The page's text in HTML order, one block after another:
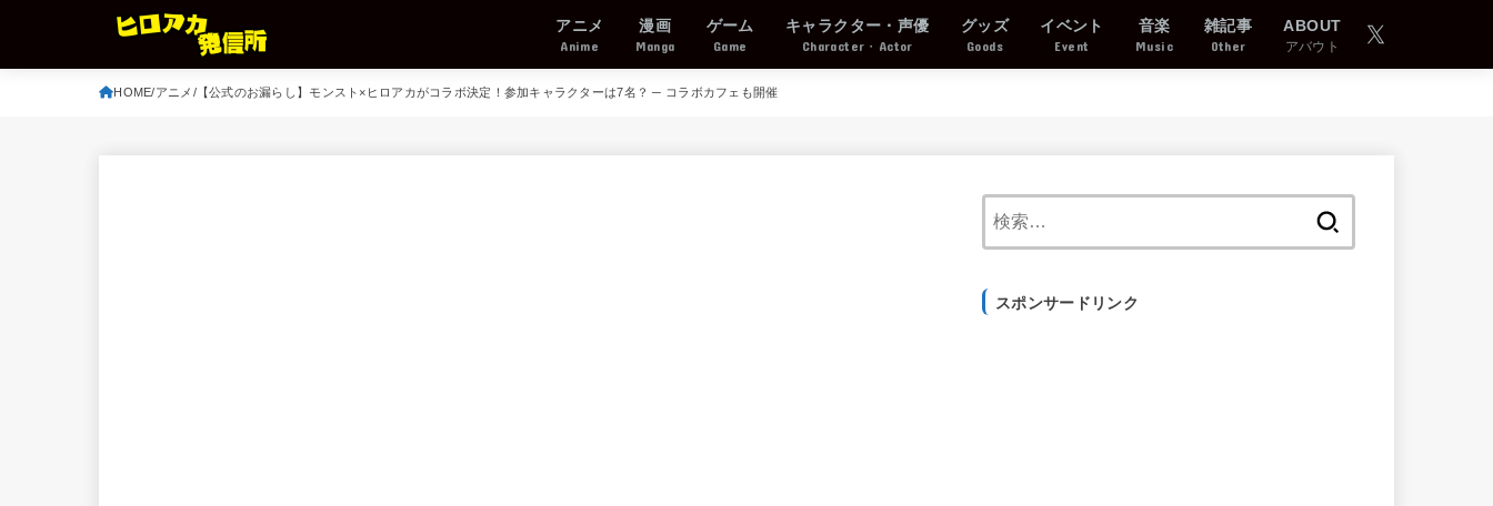
アニメ
Anime
漫画
Manga
ゲーム
Game
キャラクター・声優
Character・Actor
グッズ
Goods
イベント
Event
音楽
Music
雑記事
Other
ABOUT
アバウト
HOME アニメ 【公式のお漏らし】モンスト×ヒロアカがコラボ決定！参加キャラクターは7名？ ─ コラボカフェも開催
スポンサードリンク